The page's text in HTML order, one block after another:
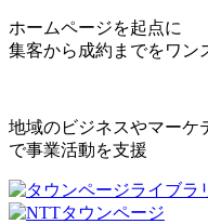
ホームページを起点に
集客から成約までをワン
地域のビジネスやマーケ
で事業活動を支援